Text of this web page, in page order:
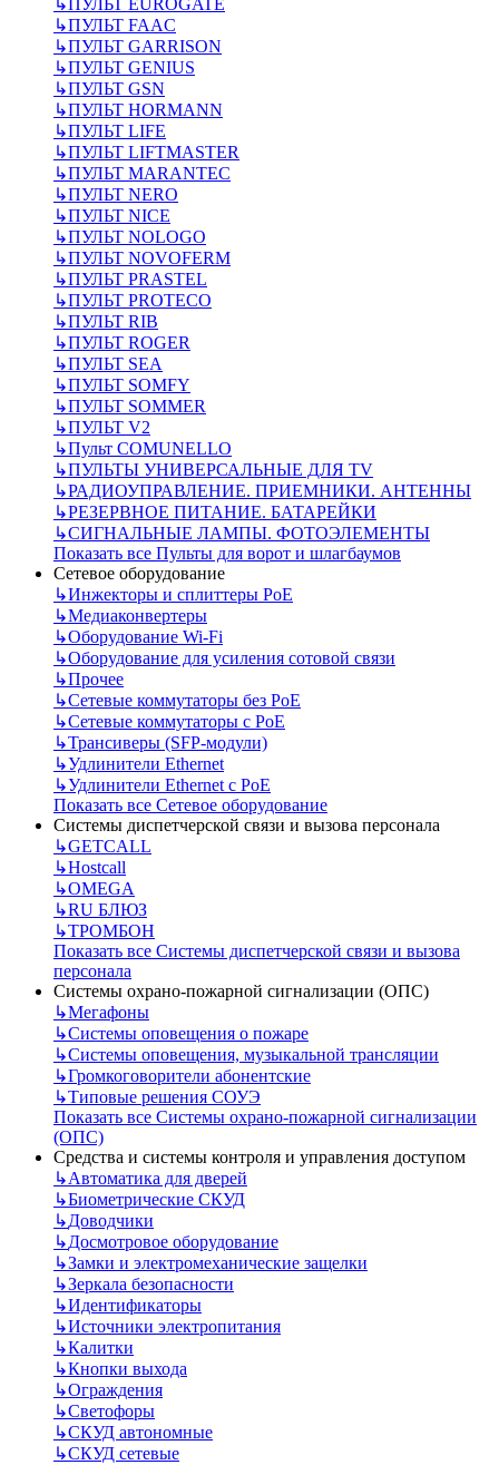
↳ПУЛЬТ EUROGATE
↳ПУЛЬТ FAAC
↳ПУЛЬТ GARRISON
↳ПУЛЬТ GENIUS
↳ПУЛЬТ GSN
↳ПУЛЬТ HORMANN
↳ПУЛЬТ LIFE
↳ПУЛЬТ LIFTMASTER
↳ПУЛЬТ MARANTEC
↳ПУЛЬТ NERO
↳ПУЛЬТ NICE
↳ПУЛЬТ NOLOGO
↳ПУЛЬТ NOVOFERM
↳ПУЛЬТ PRASTEL
↳ПУЛЬТ PROTECO
↳ПУЛЬТ RIB
↳ПУЛЬТ ROGER
↳ПУЛЬТ SEA
↳ПУЛЬТ SOMFY
↳ПУЛЬТ SOMMER
↳ПУЛЬТ V2
↳Пульт СOMUNELLO
↳ПУЛЬТЫ УНИВЕРСАЛЬНЫЕ ДЛЯ TV
↳РАДИОУПРАВЛЕНИЕ. ПРИЕМНИКИ. АНТЕННЫ
↳РЕЗЕРВНОЕ ПИТАНИЕ. БАТАРЕЙКИ
↳СИГНАЛЬНЫЕ ЛАМПЫ. ФОТОЭЛЕМЕНТЫ
Показать все Пульты для ворот и шлагбаумов
Сетевое оборудование
↳Инжекторы и сплиттеры РоЕ
↳Медиаконвертеры
↳Оборудование Wi-Fi
↳Оборудование для усиления сотовой связи
↳Прочее
↳Сетевые коммутаторы без РоЕ
↳Сетевые коммутаторы с РоЕ
↳Трансиверы (SFP-модули)
↳Удлинители Ethernet
↳Удлинители Ethernet с PoE
Показать все Сетевое оборудование
Системы диспетчерской связи и вызова персонала
↳GETCALL
↳Hostcall
↳OMEGA
↳RU БЛЮЗ
↳ТРОМБОН
Показать все Системы диспетчерской связи и вызова
персонала
Системы охрано-пожарной сигнализации (ОПС)
↳Мегафоны
↳Системы оповещения о пожаре
↳Системы оповещения, музыкальной трансляции
↳Громкоговорители абонентские
↳Типовые решения СОУЭ
Показать все Системы охрано-пожарной сигнализации
(ОПС)
Средства и системы контроля и управления доступом
↳Автоматика для дверей
↳Биометрические СКУД
↳Доводчики
↳Досмотровое оборудование
↳Замки и электромеханические защелки
↳Зеркала безопасности
↳Идентификаторы
↳Источники электропитания
↳Калитки
↳Кнопки выхода
↳Ограждения
↳Светофоры
↳СКУД автономные
↳СКУД сетевые